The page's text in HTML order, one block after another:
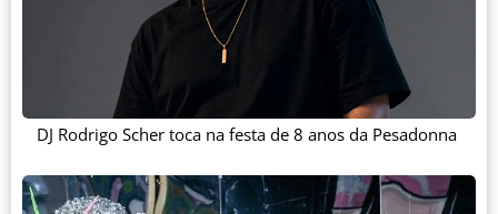
DJ Rodrigo Scher toca na festa de 8 anos da Pesadonna